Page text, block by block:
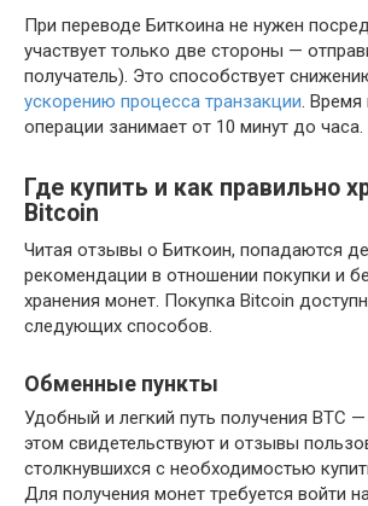
При переводе Биткоина не нужен
участвует только две стороны —
получатель). Это способствует
ускорению процесса транзакции. Время
операции занимает от 10 минут до часа.
Где купить и как правильно
Bitcoin
Читая отзывы о Биткоин, попадаются
рекомендации в отношении покупки и
хранения монет. Покупка Bitcoin
следующих способов.
Обменные пункты
Удобный и легкий путь получения BTC
этом свидетельствуют и отзывы
столкнувшихся с необходимостью
Для получения монет требуется войти